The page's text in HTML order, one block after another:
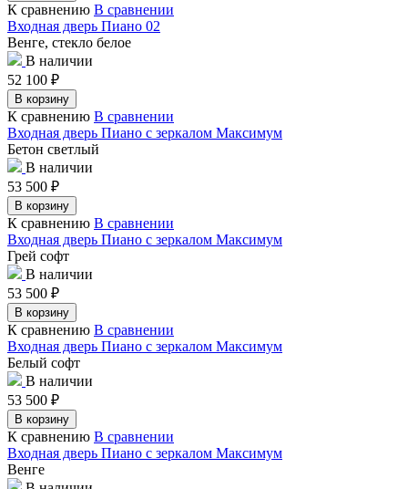
К сравнению В сравнении
Входная дверь Пиано 02
Венге, стекло белое
В наличии
52 100 ₽
В корзину
К сравнению В сравнении
Входная дверь Пиано с зеркалом Максимум
Бетон светлый
В наличии
53 500 ₽
В корзину
К сравнению В сравнении
Входная дверь Пиано с зеркалом Максимум
Грей софт
В наличии
53 500 ₽
В корзину
К сравнению В сравнении
Входная дверь Пиано с зеркалом Максимум
Белый софт
В наличии
53 500 ₽
В корзину
К сравнению В сравнении
Входная дверь Пиано с зеркалом Максимум
Венге